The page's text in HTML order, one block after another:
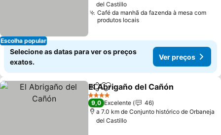
Escolha popular
del Castillo
Café da manhã da fazenda à mesa com
produtos locais
Selecione as datas para ver os preços
exatos.
Ver preços
PartilharAdicionar aos favoritos
El Abrigaño del Cañón
4 Estrelas
9,0 Excelente
46
a 7.0 km de Conjunto histórico de Orbaneja
del Castillo